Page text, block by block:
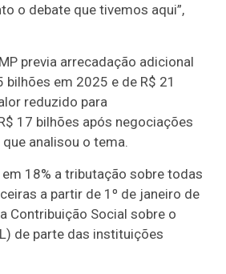
o debate que tivemos aqui”,
previa arrecadação adicional
bilhões em 2025 e de R$ 21
reduzido para
17 bilhões após negociações
analisou o tema.
18% a tributação sobre todas
a partir de 1º de janeiro de
Contribuição Social sobre o
de parte das instituições